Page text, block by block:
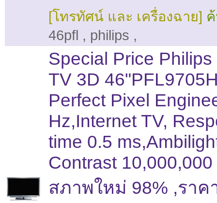
[โทรทัศน์ และ เครื่องฉาย]
46pfl , philips ,
Special Price Philips
TV 3D
Perfect Pixel
Hz,Internet TV,
time 0.5
Contrast 10,000,000
สภาพใหม่ 98% ,ราค